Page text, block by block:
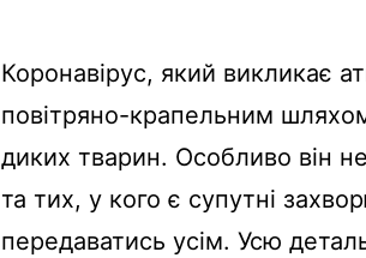
Коронавірус, який викликає
повітряно-крапельним
диких тварин. Особливо він
та тих, у кого є супутні
передаватись усім. Усю